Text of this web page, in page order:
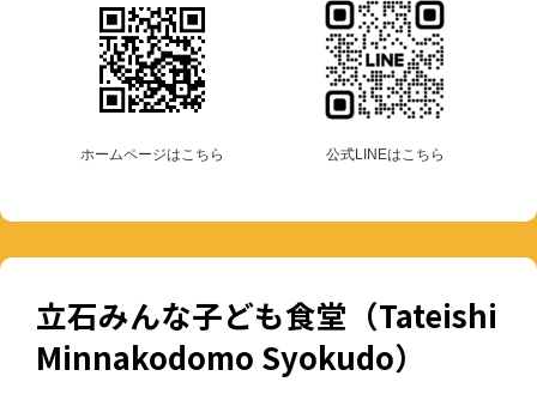
ホームページはこちら 公式LINEはこちら
立石みんな子ども食堂（Tateishi
Minnakodomo Syokudo）